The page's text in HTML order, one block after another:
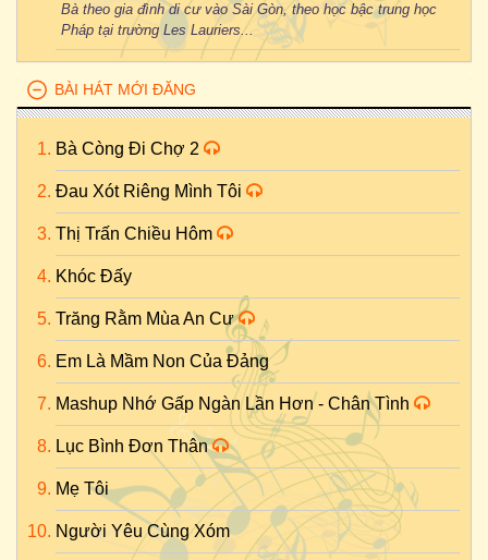
Bà theo gia đình di cư vào Sài Gòn, theo học bậc trung học
Pháp tại trường Les Lauriers...
BÀI HÁT MỚI ĐĂNG
Bà Còng Đi Chợ 2
Đau Xót Riêng Mình Tôi
Thị Trấn Chiều Hôm
Khóc Đấy
Trăng Rằm Mùa An Cư
Em Là Mầm Non Của Đảng
Mashup Nhớ Gấp Ngàn Lần Hơn - Chân Tình
Lục Bình Đơn Thân
Mẹ Tôi
Người Yêu Cùng Xóm